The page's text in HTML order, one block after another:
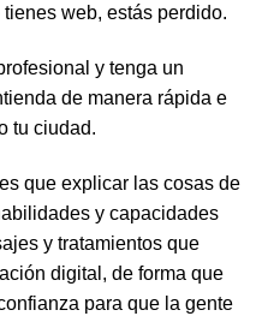
web, estás perdido.
y tenga un
de manera rápida e
tu ciudad.
que explicar las cosas de
y capacidades
y tratamientos que
digital, de forma que
para que la gente